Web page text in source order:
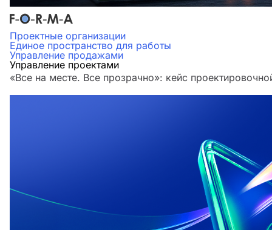
Проектные организации
Единое пространство для работы
Управление продажами
Управление проектами
«Все на месте. Все прозрачно»: кейс